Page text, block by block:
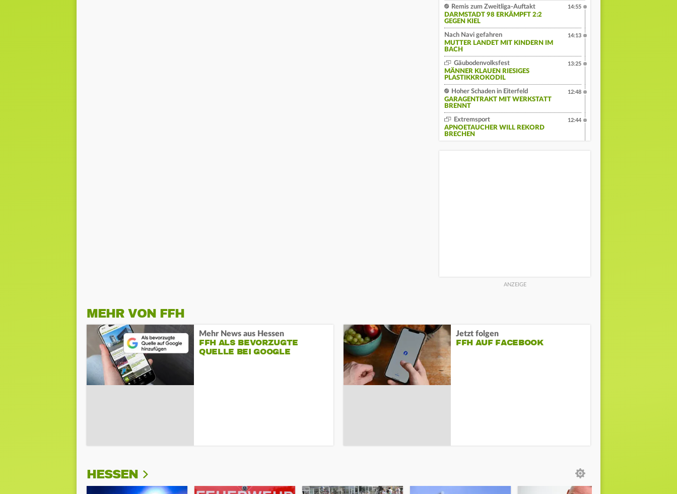
Remis zum Zweitliga-Auftakt
DARMSTADT 98 ERKÄMPFT 2:2
GEGEN KIEL
14:55
Nach Navi gefahren
MUTTER LANDET MIT KINDERN IM
BACH
14:13
Gäubodenvolksfest
MÄNNER KLAUEN RIESIGES
PLASTIKKROKODIL
13:25
Hoher Schaden in Eiterfeld
GARAGENTRAKT MIT WERKSTATT
BRENNT
12:48
Extremsport
APNOETAUCHER WILL REKORD
BRECHEN
12:44
MEHR VON FFH
Mehr News aus Hessen
FFH ALS BEVORZUGTE
QUELLE BEI GOOGLE
Jetzt folgen
FFH AUF FACEBOOK
HESSEN